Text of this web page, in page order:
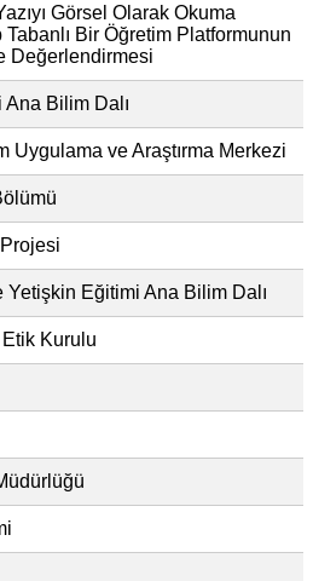
Görsel Olarak Okuma
Bir Öğretim Platformunun
Değerlendirmesi
Bilim Dalı
Uygulama ve Araştırma Merkezi
Yetişkin Eğitimi Ana Bilim Dalı
Kurulu